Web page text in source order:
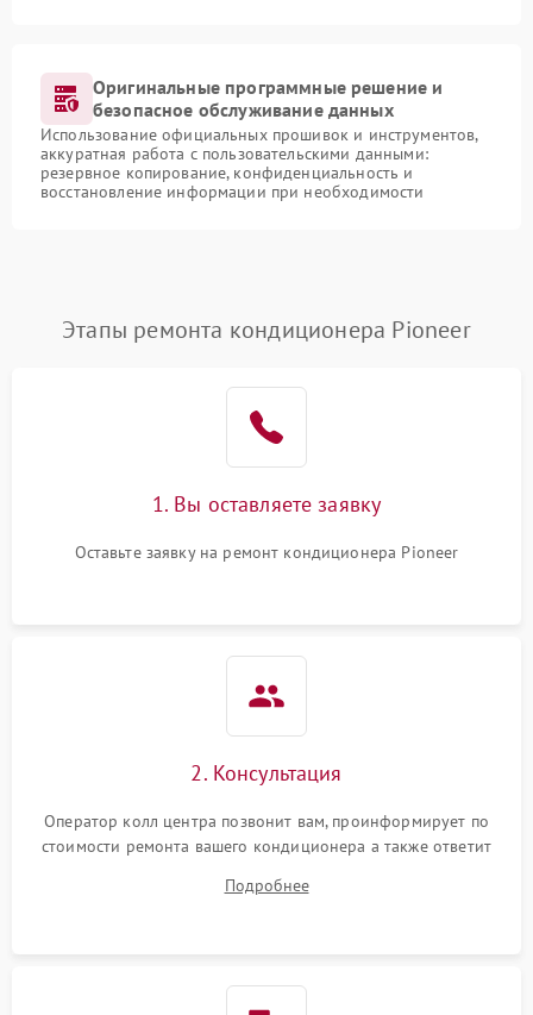
Оригинальные программные решение и
безопасное обслуживание данных
Использование официальных прошивок и инструментов,
аккуратная работа с пользовательскими данными:
резервное копирование, конфиденциальность и
восстановление информации при необходимости
Этапы ремонта кондиционера Pioneer
1. Вы оставляете заявку
Оставьте заявку на ремонт кондиционера Pioneer
2. Консультация
Оператор колл центра позвонит вам, проинформирует по
стоимости ремонта вашего кондиционера а также ответит
Подробнее